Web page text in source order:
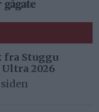
fra Stuggu
2026